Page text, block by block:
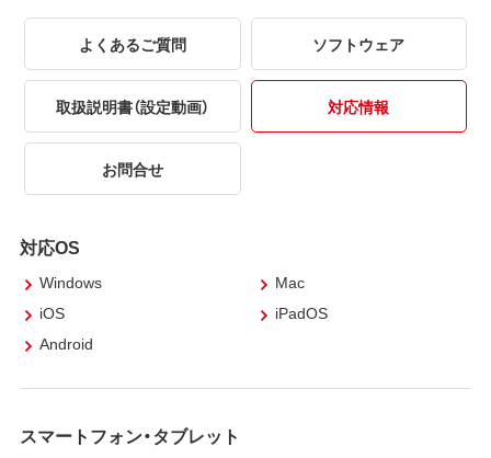
よくあるご質問 ソフトウェア
取扱説明書（設定動画） 対応情報
お問合せ
対応OS
Windows
Mac
iOS
iPadOS
Android
スマートフォン・タブレット